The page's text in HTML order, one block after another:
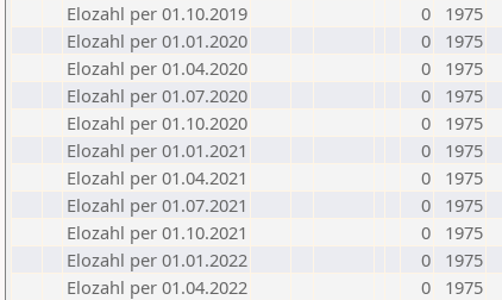
Elozahl per 01.10.2019
0
1975
Elozahl per 01.01.2020
0
1975
Elozahl per 01.04.2020
0
1975
Elozahl per 01.07.2020
0
1975
Elozahl per 01.10.2020
0
1975
Elozahl per 01.01.2021
0
1975
Elozahl per 01.04.2021
0
1975
Elozahl per 01.07.2021
0
1975
Elozahl per 01.10.2021
0
1975
Elozahl per 01.01.2022
0
1975
Elozahl per 01.04.2022
0
1975